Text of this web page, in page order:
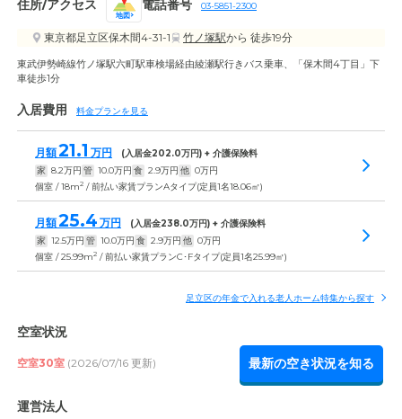
住所/アクセス
地図
電話番号 03-5851-2300
東京都足立区保木間4-31-1 竹ノ塚駅から 徒歩19分
東武伊勢崎線竹ノ塚駅六町駅車検場経由綾瀬駅行きバス乗車、「保木間4丁目」下
車徒歩1分
入居費用 料金プランを見る
月額21.1 万円 (入居金202.0万円) + 介護保険料
家 8.2万円 管 10.0万円 食 2.9万円 他 0万円
個室 / 18m2 / 前払い家賃プランAタイプ(定員1名18.06㎡)
月額25.4 万円 (入居金238.0万円) + 介護保険料
家 12.5万円 管 10.0万円 食 2.9万円 他 0万円
個室 / 25.99m2 / 前払い家賃プランC･Fタイプ(定員1名25.99㎡)
足立区の年金で入れる老人ホーム特集から探す
空室状況
空室30室 (2026/07/16 更新) 最新の空き状況を知る
運営法人